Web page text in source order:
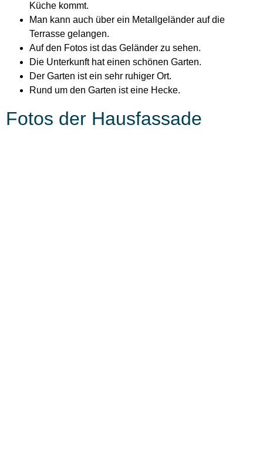
Küche kommt.
Man kann auch über ein Metallgeländer auf die
Terrasse gelangen.
Auf den Fotos ist das Geländer zu sehen.
Die Unterkunft hat einen schönen Garten.
Der Garten ist ein sehr ruhiger Ort.
Rund um den Garten ist eine Hecke.
Fotos der Hausfassade